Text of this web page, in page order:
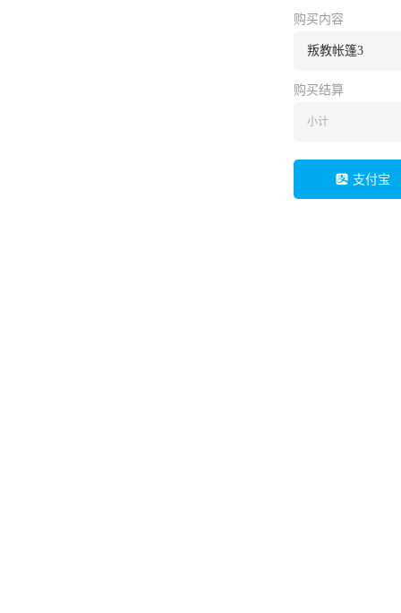
购买内容
叛教帐篷3
购买结算
小计
支付宝